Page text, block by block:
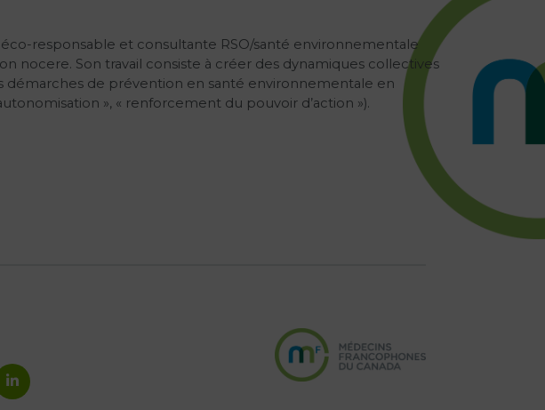
responsable et consultante RSO/santé environnementale
nocere. Son travail consiste à créer des dynamiques collectives
démarches de prévention en santé environnementale en
», « renforcement du pouvoir d’action »).